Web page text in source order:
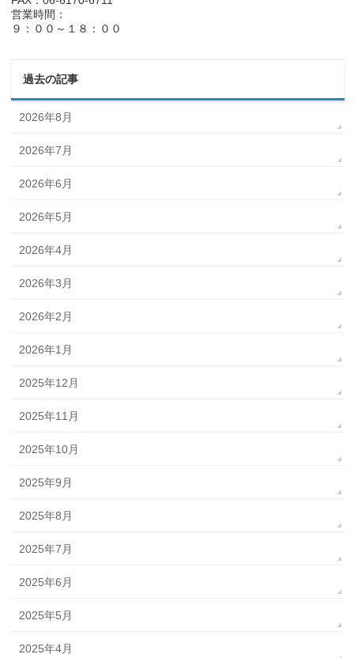
営業時間：
９：００～１８：００
過去の記事
2026年8月
2026年7月
2026年6月
2026年5月
2026年4月
2026年3月
2026年2月
2026年1月
2025年12月
2025年11月
2025年10月
2025年9月
2025年8月
2025年7月
2025年6月
2025年5月
2025年4月